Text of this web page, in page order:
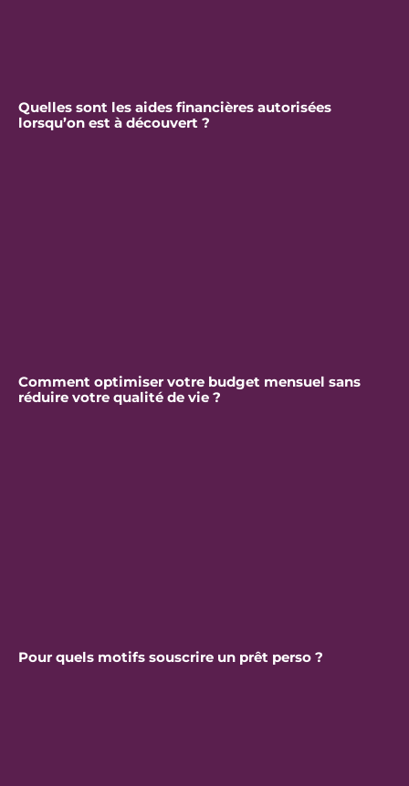
Quelles sont les aides financières autorisées
lorsqu’on est à découvert ?
Comment optimiser votre budget mensuel sans
réduire votre qualité de vie ?
Pour quels motifs souscrire un prêt perso ?